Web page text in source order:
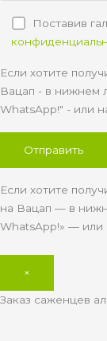
Поставив
Если хотите
Вацап - в нижнем
WhatsApp!" - или
Если хотите
на Вацап — в
WhatsApp!» — или
×
Заказ саженцев